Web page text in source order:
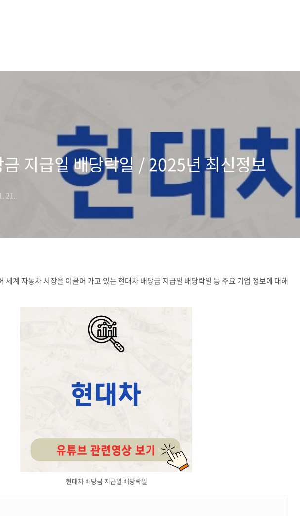
지급일 배당락일 / 2025년 최신정보
21.
세계 자동차 시장을 이끌어 가고 있는 현대차 배당금 지급일 배당락일 등 주요 기업 정보에 대해
현대차 배당금 지급일 배당락일